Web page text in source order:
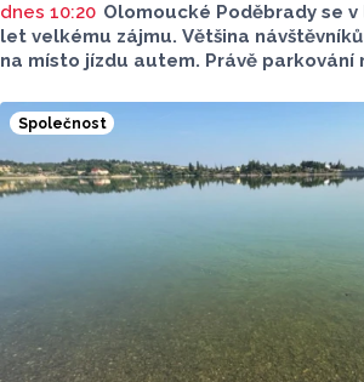
dnes 10:20 Olomoucké Poděbrady se
let velkému zájmu. Většina
na místo jízdu autem. Právě parkování
Na konci června vznikla na Facebooku
Poděbrady bez závor a nelegálního
upozorňuje na nevyhovujcí situaci s
u oblíbeného olomouckého letoviska.
zastupitel města Olomouce, na jeho
Společnost